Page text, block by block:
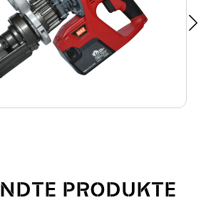
PRODUKTE